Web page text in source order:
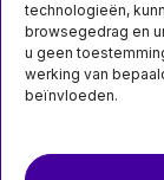
technologieën,
browsegedrag en
u geen
werking van
beïnvloeden.
juli 1 10:50
PFAS